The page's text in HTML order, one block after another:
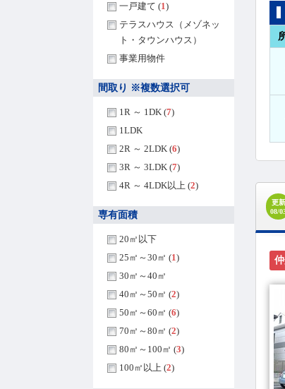
更新
08/
一戸建て (1)
テラスハウス（メゾネッ
ト・タウンハウス）
事業用物件
間取り ※複数選択可
1R ～ 1DK (7)
1LDK
2R ～ 2LDK (6)
3R ～ 3LDK (7)
4R ～ 4LDK以上 (2)
専有面積
20㎡以下
25㎡～30㎡ (1)
30㎡～40㎡
40㎡～50㎡ (2)
50㎡～60㎡ (6)
70㎡～80㎡ (2)
80㎡～100㎡ (3)
100㎡以上 (2)